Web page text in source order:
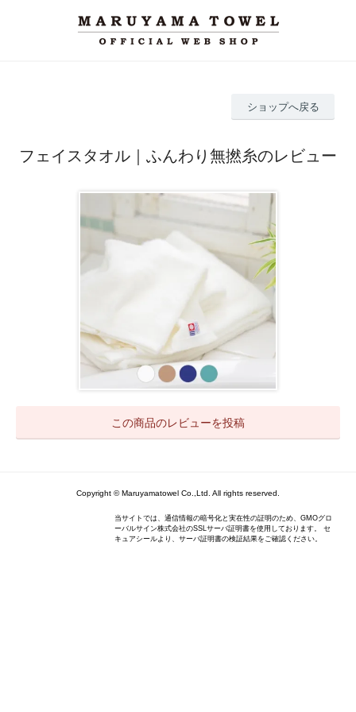
ショップへ戻る
フェイスタオル｜ふんわり無撚糸のレビュー
この商品のレビューを投稿
Copyright © Maruyamatowel Co.,Ltd. All rights reserved.
当サイトでは、通信情報の暗号化と実在性の証明のため、GMOグロ
ーバルサイン株式会社のSSLサーバ証明書を使用しております。 セ
キュアシールより、サーバ証明書の検証結果をご確認ください。